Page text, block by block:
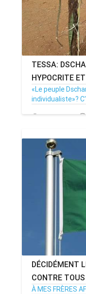
TESSA:
HYPOCRITE
«Le peuple
individualiste»?
13/05/22
DÉCIDÉMENT
CONTRE
À MES FRÈRES